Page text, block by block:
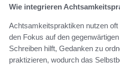
Wie integrieren
Achtsamkeitspraktiken nutzen
den Fokus auf den
Schreiben hilft, Gedanken zu
praktizieren, wodurch das